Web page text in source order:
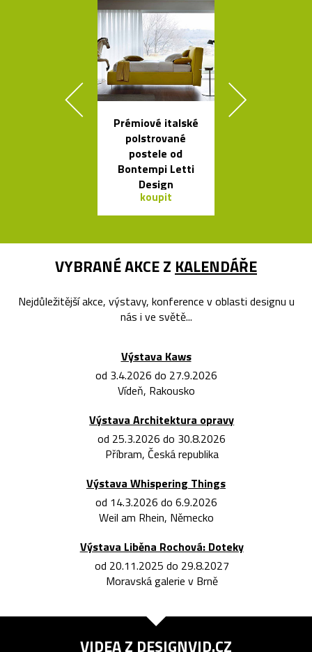
Prémiové italské
polstrované
postele od
Bontempi Letti
Design
koupit
VYBRANÉ AKCE Z KALENDÁŘE
Nejdůležitější akce, výstavy, konference v oblasti designu u
nás i ve světě...
Výstava Kaws
od 3.4.2026 do 27.9.2026
Vídeň, Rakousko
Výstava Architektura opravy
od 25.3.2026 do 30.8.2026
Příbram, Česká republika
Výstava Whispering Things
od 14.3.2026 do 6.9.2026
Weil am Rhein, Německo
Výstava Liběna Rochová: Doteky
od 20.11.2025 do 29.8.2027
Moravská galerie v Brně
VIDEA Z DESIGNVID.CZ